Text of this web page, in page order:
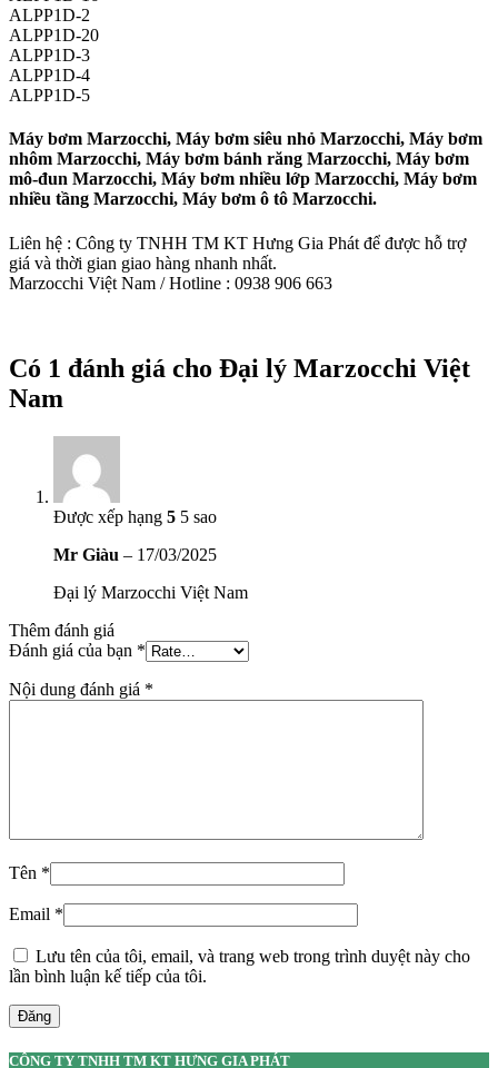
ALPP1D-2
ALPP1D-20
ALPP1D-3
ALPP1D-4
ALPP1D-5
Máy bơm Marzocchi, Máy bơm siêu nhỏ Marzocchi, Máy bơm
nhôm Marzocchi, Máy bơm bánh răng Marzocchi, Máy bơm
mô-đun Marzocchi, Máy bơm nhiều lớp Marzocchi, Máy bơm
nhiều tầng Marzocchi, Máy bơm ô tô Marzocchi.
Liên hệ : Công ty TNHH TM KT Hưng Gia Phát để được hỗ trợ
giá và thời gian giao hàng nhanh nhất.
Marzocchi Việt Nam / Hotline : 0938 906 663
Có 1 đánh giá cho Đại lý Marzocchi Việt
Nam
Được xếp hạng 5 5 sao
Mr Giàu – 17/03/2025
Đại lý Marzocchi Việt Nam
Thêm đánh giá
Đánh giá của bạn *
Nội dung đánh giá *
Tên *
Email *
Lưu tên của tôi, email, và trang web trong trình duyệt này cho
lần bình luận kế tiếp của tôi.
Đăng
CÔNG TY TNHH TM KT HƯNG GIA PHÁT